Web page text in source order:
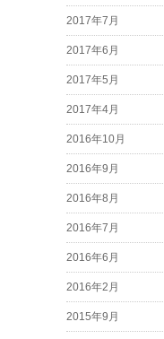
2017年7月
2017年6月
2017年5月
2017年4月
2016年10月
2016年9月
2016年8月
2016年7月
2016年6月
2016年2月
2015年9月